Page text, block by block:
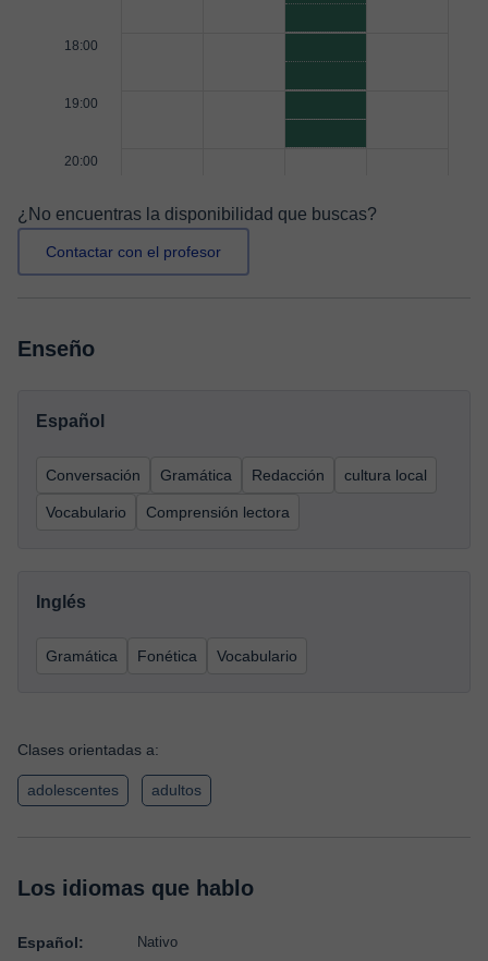
18:00
19:00
20:00
¿No encuentras la disponibilidad que buscas?
Contactar con el profesor
Enseño
Español
Conversación Gramática Redacción cultura local
Vocabulario Comprensión lectora
Inglés
Gramática Fonética Vocabulario
Clases orientadas a:
adolescentes adultos
Los idiomas que hablo
Español: Nativo